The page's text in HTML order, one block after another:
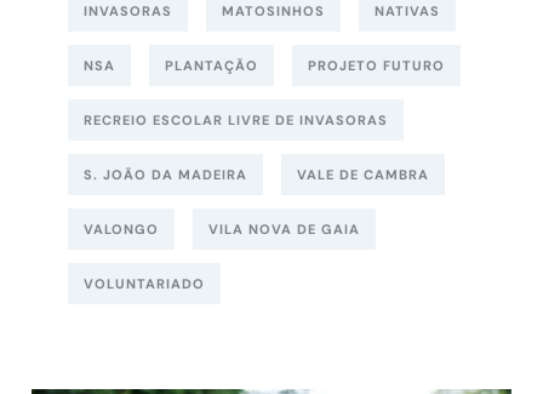
INVASORAS MATOSINHOS NATIVAS
NSA PLANTAÇÃO PROJETO FUTURO
RECREIO ESCOLAR LIVRE DE INVASORAS
S. JOÃO DA MADEIRA VALE DE CAMBRA
VALONGO VILA NOVA DE GAIA
VOLUNTARIADO